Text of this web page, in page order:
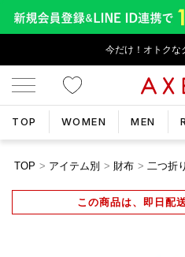
今だけ！オトクな
TOP WOMEN MEN
TOP アイテム別 財布 二つ折
この商品は、即日配